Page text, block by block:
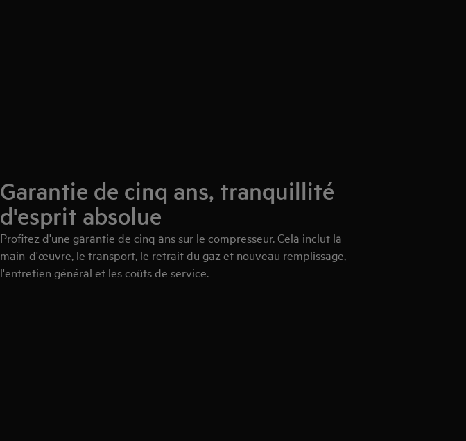
Garantie de cinq ans, tranquillité
d'esprit absolue
Profitez d'une garantie de cinq ans sur le compresseur. Cela inclut la
main-d'œuvre, le transport, le retrait du gaz et nouveau remplissage,
l'entretien général et les coûts de service.